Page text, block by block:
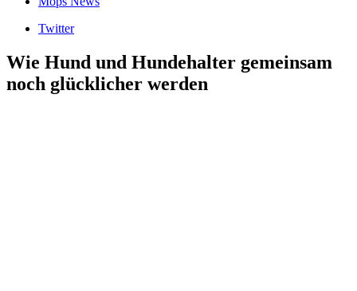
Twitter
Wie Hund und Hundehalter gemeinsam
noch glücklicher werden